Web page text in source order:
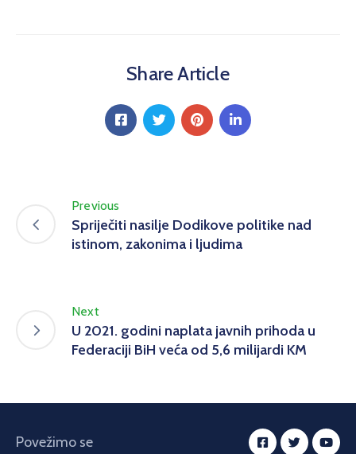
Share Article
Previous
Spriječiti nasilje Dodikove politike nad
istinom, zakonima i ljudima
Next
U 2021. godini naplata javnih prihoda u
Federaciji BiH veća od 5,6 milijardi KM
Povežimo se